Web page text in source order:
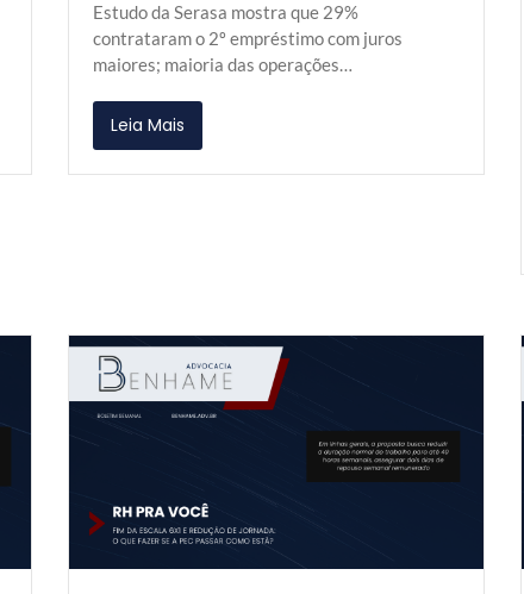
Estudo da Serasa mostra que 29%
contrataram o 2º empréstimo com juros
maiores; maioria das operações…
Leia Mais